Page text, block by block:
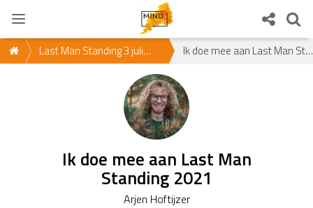
Last Man Standing 3 juli
Ik doe mee aan Last Man Standing 2021
Ik doe mee aan Last Man
Standing 2021
Arjen Hoftijzer